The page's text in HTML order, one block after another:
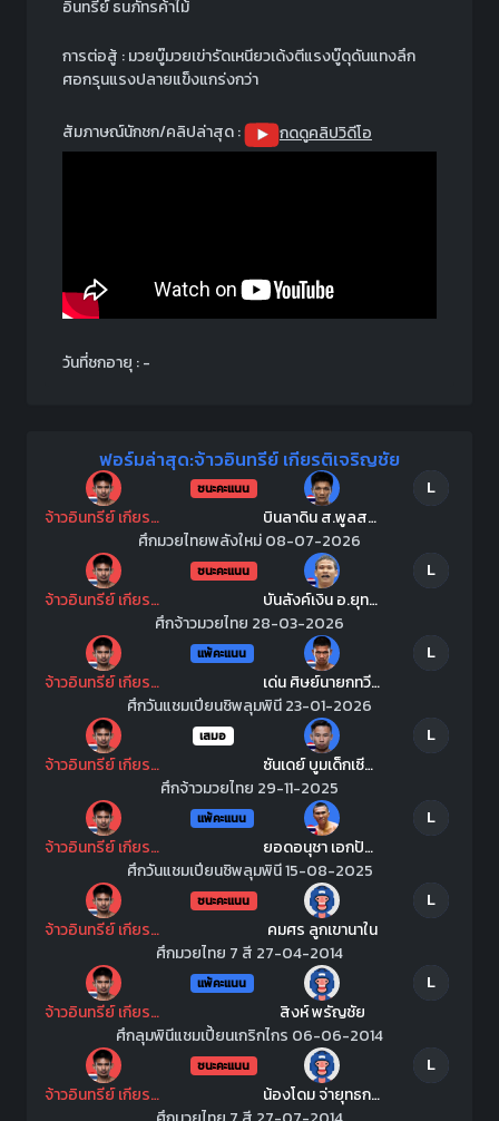
อินทรีย์ ธนภัทรค้าไม้
การต่อสู้ : มวยบู๊มวยเข่ารัดเหนียวเด้งตีแรงบู๊ดุดันแทงลึก
ศอกรุนแรงปลายแข็งแกร่งกว่า
สัมภาษณ์นักชก/คลิปล่าสุด : กดดูคลิปวิดีโอ
วันที่ชกอายุ : -
ฟอร์มล่าสุด:จ้าวอินทรีย์ เกียรติเจริญชัย
ชนะคะแนน
L
จ้าวอินทรีย์ เกียรติเจริญชัย
บินลาดิน ส.พูลสวัสดิ์
ศึกมวยไทยพลังใหม่ 08-07-2026
ชนะคะแนน
L
จ้าวอินทรีย์ เกียรติเจริญชัย
บันลังค์เงิน อ.ยุทธชัย
ศึกจ้าวมวยไทย 28-03-2026
แพ้คะแนน
L
จ้าวอินทรีย์ เกียรติเจริญชัย
เด่น ศิษย์นายกทวีปตะพง
ศึกวันแชมเปียนชิพลุมพินี 23-01-2026
เสมอ
L
จ้าวอินทรีย์ เกียรติเจริญชัย
ซันเดย์ บูมเด็กเซียน
ศึกจ้าวมวยไทย 29-11-2025
แพ้คะแนน
L
จ้าวอินทรีย์ เกียรติเจริญชัย
ยอดอนุชา เอกปัตตานี
ศึกวันแชมเปียนชิพลุมพินี 15-08-2025
ชนะคะแนน
L
จ้าวอินทรีย์ เกียรติเจริญชัย
คมศร ลูกเขานาใน
ศึกมวยไทย 7 สี 27-04-2014
แพ้คะแนน
L
จ้าวอินทรีย์ เกียรติเจริญชัย
สิงห์ พรัญชัย
ศึกลุมพินีแชมเปี้ยนเกริกไกร 06-06-2014
ชนะคะแนน
L
จ้าวอินทรีย์ เกียรติเจริญชัย
น้องโดม จ่ายุทธกองสืบ